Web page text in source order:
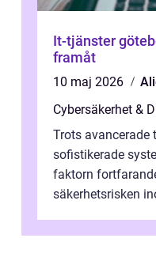
It-tjänster
framåt
10 maj 2026
Cybersäkerhet &
Trots avancerade
sofistikerade
faktorn
säkerhetsrisken